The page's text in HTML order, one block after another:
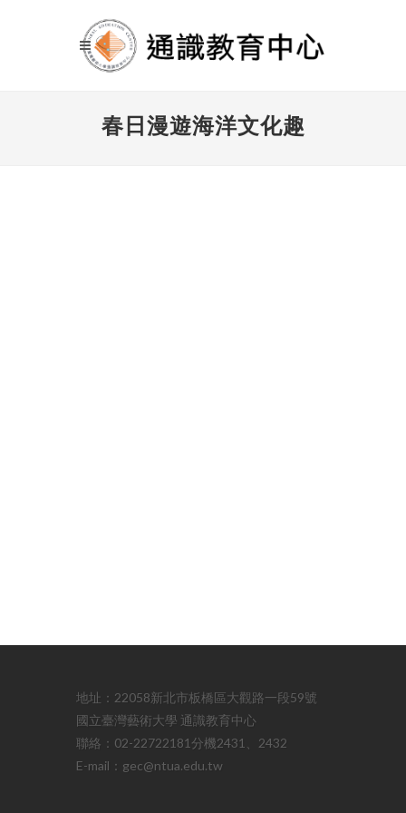
春日漫遊海洋文化趣
地址：22058新北市板橋區大觀路一段59號
國立臺灣藝術大學 通識教育中心
聯絡：02-22722181分機2431、2432
E-mail：gec@ntua.edu.tw